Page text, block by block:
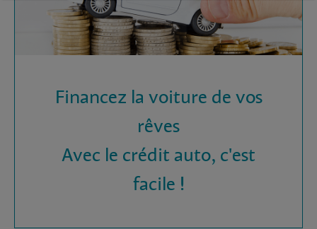
Financez la voiture de vos
rêves
Avec le crédit auto, c'est
facile !